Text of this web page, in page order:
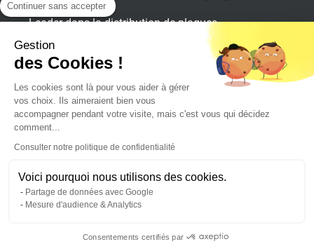
Leader dans la distribution de plaques
plastiques, aluminium et composites
pour professionnels.
SUNCLEAR France
Achat en ligne
Suivez l'actualité sur :
Continuer sans accepter
Gestion
des Cookies !
Les cookies sont là pour vous aider à gérer
vos choix. Ils aimeraient bien vous
accompagner pendant votre visite, mais c'est vous qui décidez
comment...
Consulter notre politique de confidentialité
Voici pourquoi nous utilisons des cookies.
Partage de données avec Google
Mesure d'audience & Analytics
Consentements certifiés par